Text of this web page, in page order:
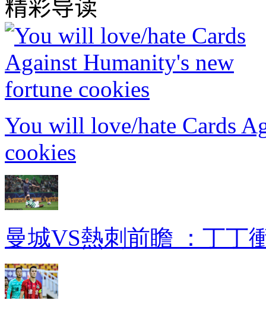
精彩导读
You will love/hate Cards
cookies
曼城VS熱刺前瞻 ：丁